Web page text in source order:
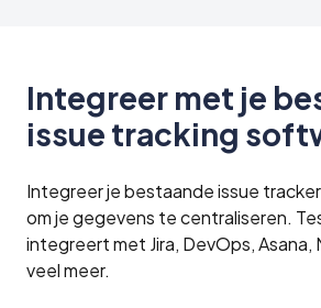
Integreer met je
issue tracking
Integreer je bestaande issue
om je gegevens te centraliseren.
integreert met Jira, DevOps, Asana,
veel meer.